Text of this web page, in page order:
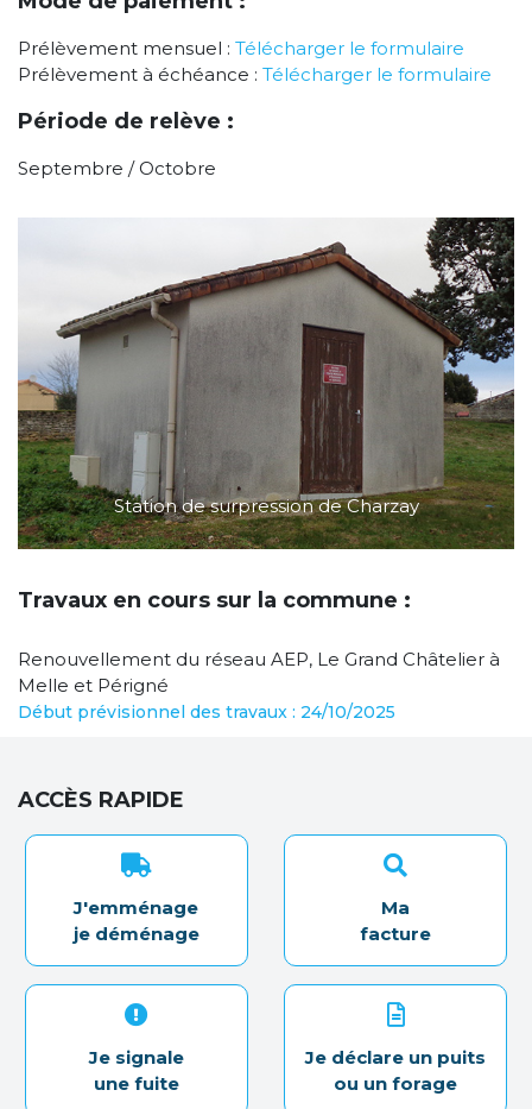
Prélèvement mensuel : Télécharger le formulaire
Prélèvement à échéance : Télécharger le formulaire
Période de relève :
Septembre / Octobre
Station de surpression de Charzay
Travaux en cours sur la commune :
Renouvellement du réseau AEP, Le Grand Châtelier à
Melle et Périgné
Début prévisionnel des travaux : 24/10/2025
ACCÈS RAPIDE
J'emménage
je déménage
Ma
facture
Je signale
une fuite
Je déclare un puits
ou un forage